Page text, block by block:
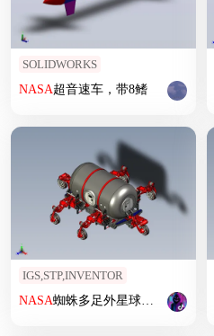
SOLIDWORKS
NASA超音速车，带8鳍
IGS,STP,INVENTOR
NASA蜘蛛多足外星球生活舱